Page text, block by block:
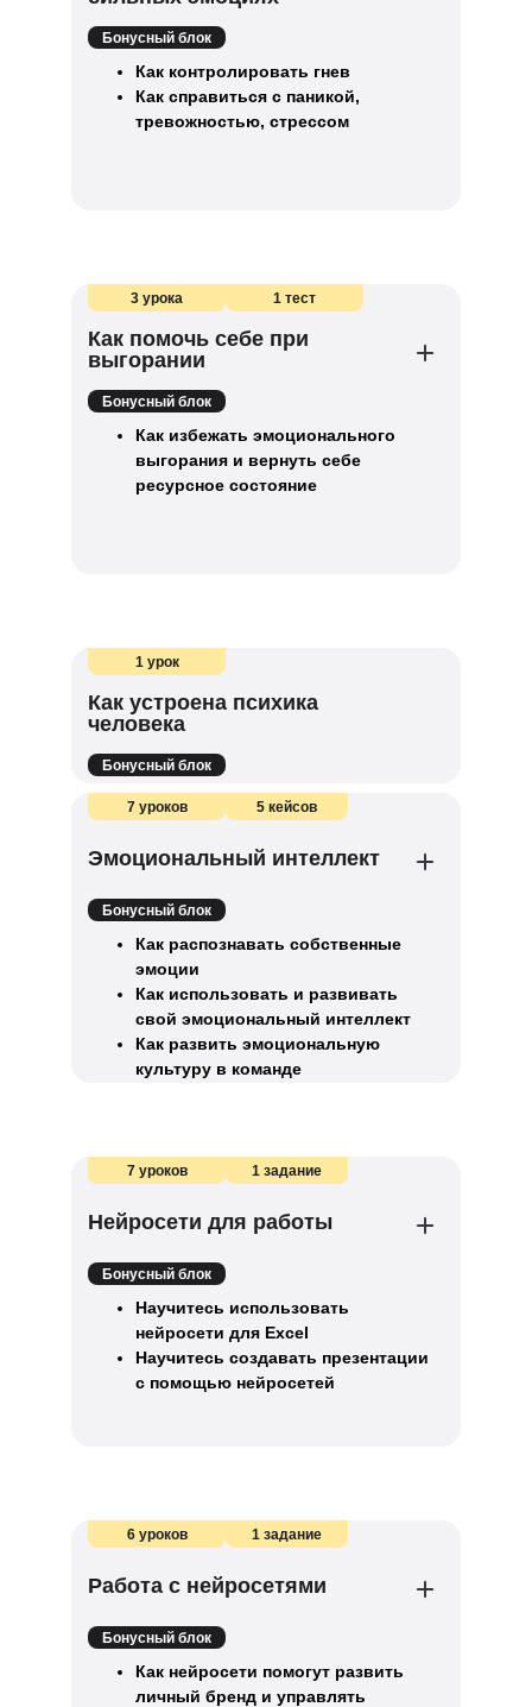
Бонусный блок
Как контролировать гнев
Как справиться с паникой,
тревожностью, стрессом
3 урока 1 тест
Как помочь себе при
выгорании
Бонусный блок
Как избежать эмоционального
выгорания и вернуть себе
ресурсное состояние
1 урок
Как устроена психика
человека
Бонусный блок
7 уроков 5 кейсов
Эмоциональный интеллект
Бонусный блок
Как распознавать собственные
эмоции
Как использовать и развивать
свой эмоциональный интеллект
Как развить эмоциональную
культуру в команде
7 уроков 1 задание
Нейросети для работы
Бонусный блок
Научитесь использовать
нейросети для Excel
Научитесь создавать презентации
с помощью нейросетей
6 уроков 1 задание
Работа с нейросетями
Бонусный блок
Как нейросети помогут развить
личный бренд и управлять